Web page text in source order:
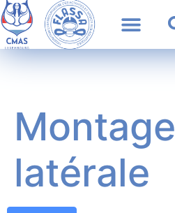
Montage
latérale